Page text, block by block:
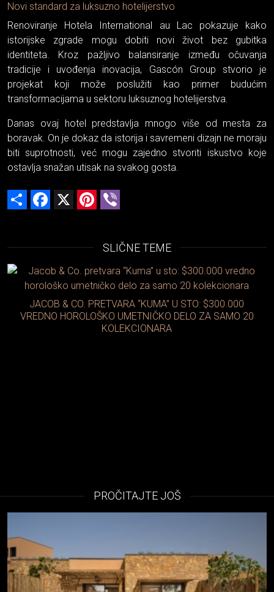
Novi standard za luksuzno hotelijerstvo
Renoviranje Hotela International au Lac pokazuje kako
istorijske zgrade mogu dobiti novi život bez gubitka
identiteta. Kroz pažljivo balansiranje između očuvanja
tradicije i uvođenja inovacija, Gascón Group stvorio je
projekat koji može poslužiti kao primer budućim
transformacijama u sektoru luksuznog hotelijerstva.
Danas ovaj hotel predstavlja mnogo više od mesta za
boravak. On je dokaz da istorija i savremeni dizajn ne moraju
biti suprotnosti, već mogu zajedno stvoriti iskustvo koje
ostavlja snažan utisak na svakog gosta.
Share Facebook Pinterest
SLIČNE TEME
JACOB & CO. PRETVARA “KUMA” U STO: $300.000
VREDNO HOROLOŠKO UMETNIČKO DELO ZA SAMO 20
KOLEKCIONARA
PROČITAJTE JOŠ